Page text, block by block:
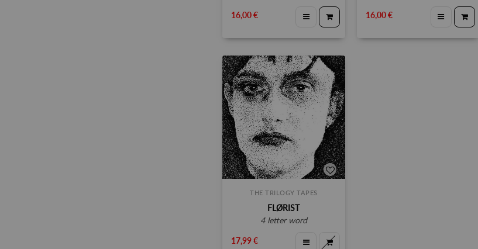
16,00 € 16,00 €
THE TRILOGY TAPES
FLØRIST
4 letter word
17,99 €